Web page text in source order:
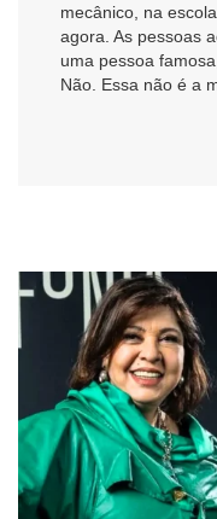
mecânico, na
agora. As pessoas
uma pessoa
Não. Essa não é a